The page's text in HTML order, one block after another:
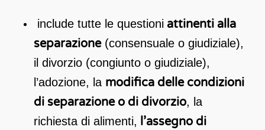
include tutte le questioniattinenti alla
separazione(consensuale o giudiziale),
il divorzio (congiunto o giudiziale),
l’adozione, la modifica delle condizioni
di separazione o di divorzio, la
richiesta di alimenti, l’assegno di